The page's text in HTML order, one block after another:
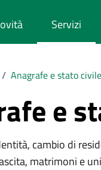
Servizi
/ Anagrafe e stato civile
e
cambio di
matrimoni e